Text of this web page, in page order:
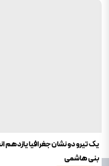
یک تیرو دو نشان جغرافیا یازدهم
بنی هاشمی